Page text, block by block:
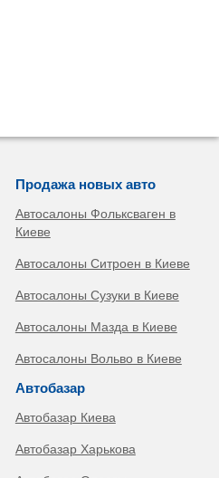
Продажа новых авто
Автосалоны Фольксваген в
Киеве
Автосалоны Ситроен в Киеве
Автосалоны Сузуки в Киеве
Автосалоны Мазда в Киеве
Автосалоны Вольво в Киеве
Автобазар
Автобазар Киева
Автобазар Харькова